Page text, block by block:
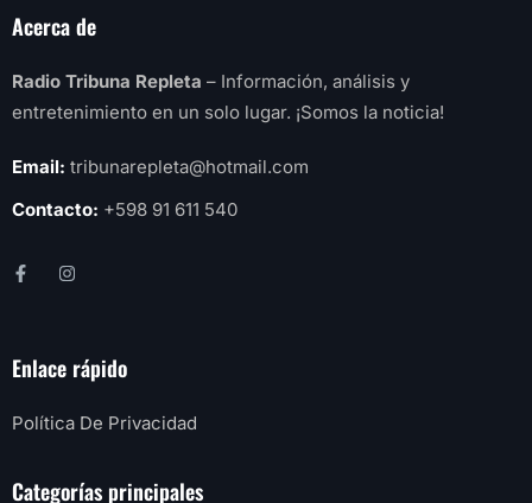
Acerca de
Radio Tribuna Repleta – Información, análisis y
entretenimiento en un solo lugar. ¡Somos la noticia!
Email: tribunarepleta@hotmail.com
Contacto: +598 91 611 540
Enlace rápido
Política De Privacidad
Categorías principales